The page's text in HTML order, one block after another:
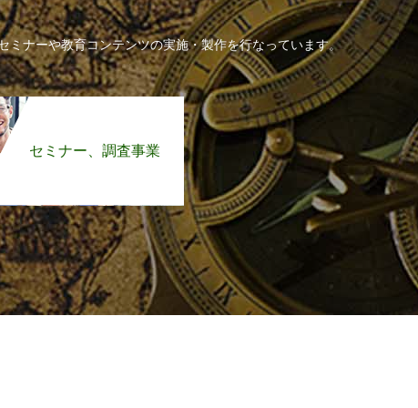
ナーや教育コンテンツの実施・製作を行なっています。
セミナー、調査事業